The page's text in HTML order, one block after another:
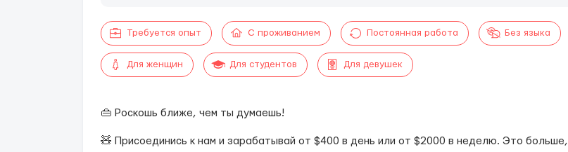
Требуется опыт С проживанием Постоянная работа Без языка
Для женщин Для студентов Для девушек
👜 Роскошь ближе, чем ты думаешь!
🧸 Присоединись к нам и зарабатывай от $400 в день или от $2000 в неделю. Это больше,